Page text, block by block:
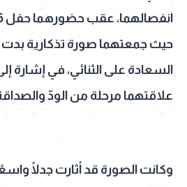
حيث جمعتهما صورة تذكارية بدت
السعادة على الثنائي، في إشارة
علاقتهما مرحلة من الودّ
وكانت الصورة قد أثارت جدلًا